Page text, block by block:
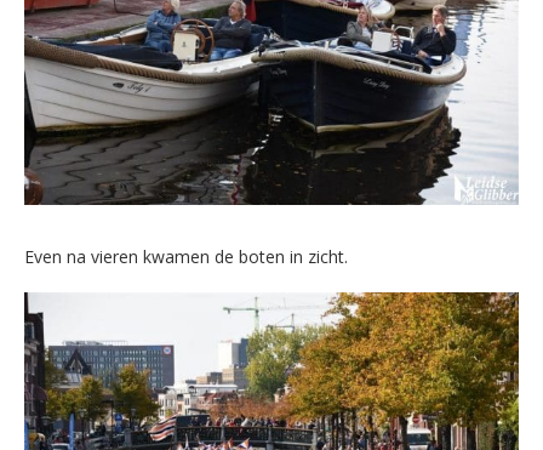
Even na vieren kwamen de boten in zicht.